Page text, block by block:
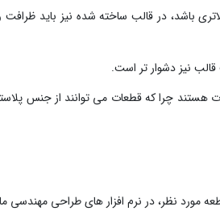
باشد، در قالب ساخته شده نیز باید
نیز دشوار تر است.
هستند چرا که قطعات می توانند از جنس
مورد نظر، در نرم افزار های طراحی مهندسی